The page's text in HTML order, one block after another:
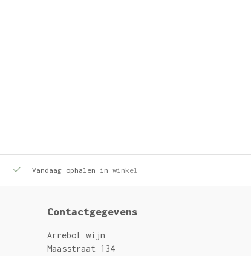
Vandaag ophalen in winkel
Contactgegevens
Arrebol wijn
Maasstraat 134